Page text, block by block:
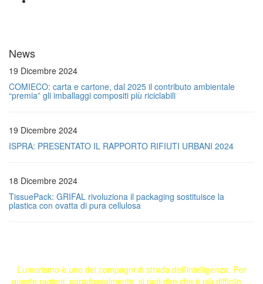
News
19 Dicembre 2024
COMIECO: carta e cartone, dal 2025 il contributo ambientale
“premia” gli imballaggi compositi più riciclabili
19 Dicembre 2024
ISPRA: PRESENTATO IL RAPPORTO RIFIUTI URBANI 2024
18 Dicembre 2024
TissuePack: GRIFAL rivoluziona il packaging sostituisce la
plastica con ovatta di pura cellulosa
L’umorismo è uno dei compagni di strada dell’intelligenza. Per
queste ragioni, paradossalmente, si può dire che è più difficile …